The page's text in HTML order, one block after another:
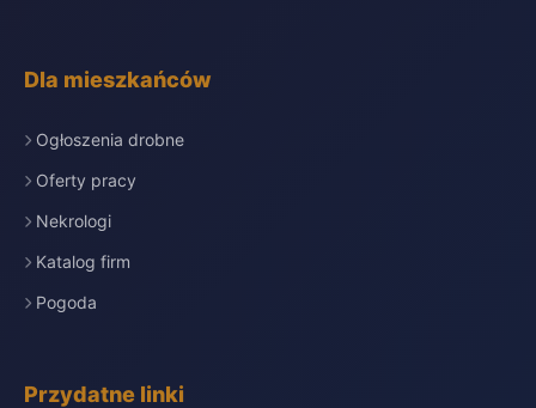
Dla mieszkańców
Ogłoszenia drobne
Oferty pracy
Nekrologi
Katalog firm
Pogoda
Przydatne linki